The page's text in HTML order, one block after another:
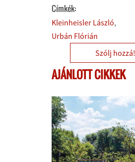
Címkék:
Kleinheisler László
Urbán Flórián
Szólj hozzá!
AJÁNLOTT CIKKEK